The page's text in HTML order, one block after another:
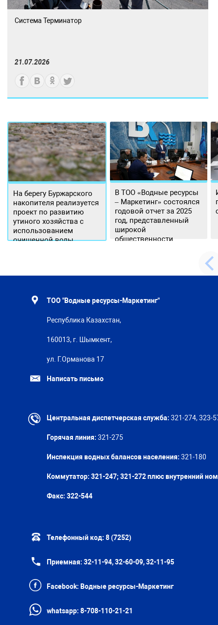
Система Терминатор
21.07.2026
На берегу Буржарского
накопителя реализуется
проект по развитию
утиного хозяйства с
использованием
очищенной воды
В ТОО «Водные ресурсы
– Маркетинг» состоялся
годовой отчет за 2025
год, представленный
широкой
общественности.
ТОО "Водные ресурсы-Маркетинг"
Республика Казахстан,
160013, г. Шымкент,
ул. Г.Орманова 17
Написать письмо
Центральная диспетчерская служба: 321-274, 323-
Горячая линия: 321-275
Инспекция водных балансов населения: 321-180
Коммутатор: 321-247; 321-272 плюс внутренний
Факс: 322-544
Телефонный код: 8 (7252)
Приемная: 32-11-94, 32-60-09, 32-11-95
Facebook: Водные ресурсы-Маркетинг
whatsapp: 8-708-110-21-21